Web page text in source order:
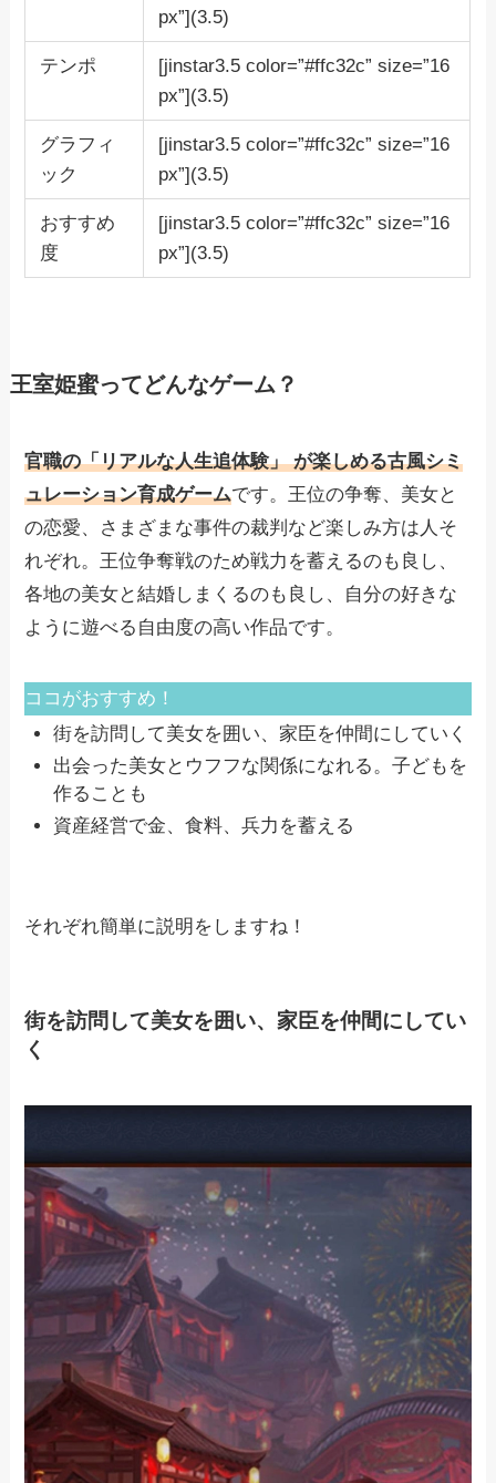
px”](3.5)
テンポ
[jinstar3.5 color=”#ffc32c” size=”16
px”](3.5)
グラフィ
ック
[jinstar3.5 color=”#ffc32c” size=”16
px”](3.5)
おすすめ
度
[jinstar3.5 color=”#ffc32c” size=”16
px”](3.5)
王室姫蜜ってどんなゲーム？
官職の「リアルな人生追体験」 が楽しめる古風シミ
ュレーション育成ゲームです。王位の争奪、美女と
の恋愛、さまざまな事件の裁判など楽しみ方は人そ
れぞれ。王位争奪戦のため戦力を蓄えるのも良し、
各地の美女と結婚しまくるのも良し、自分の好きな
ように遊べる自由度の高い作品です。
ココがおすすめ！
街を訪問して美女を囲い、家臣を仲間にしていく
出会った美女とウフフな関係になれる。子どもを
作ることも
資産経営で金、食料、兵力を蓄える
それぞれ簡単に説明をしますね！
街を訪問して美女を囲い、家臣を仲間にしてい
く